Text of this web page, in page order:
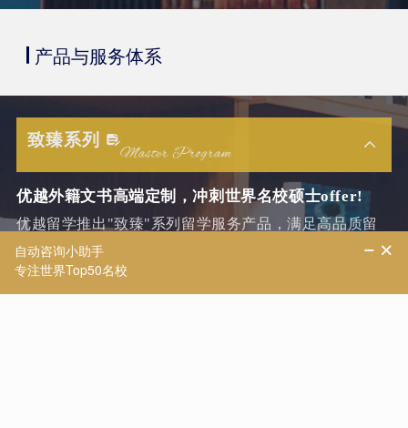
产品与服务体系
致臻系列
优越外籍文书高端定制，冲刺世界名校硕士offer!
优越留学推出"致臻"系列留学服务产品，满足高品质留
学需求，核心是外籍文书高端定制，覆盖多地域，含本
科/硕士全套申请服务。